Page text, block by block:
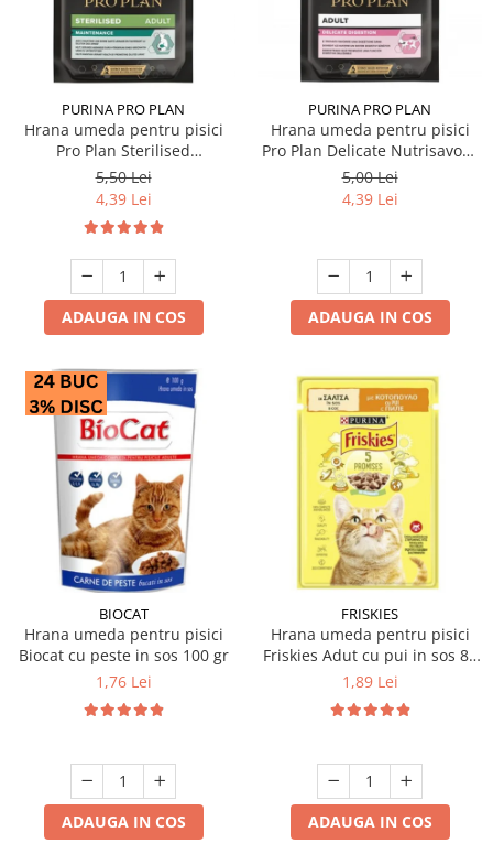
Hrana uscata
Hrana uscata caini
Caine Junior
Caine Adult
Caine Senior
Oferta 2 saci
Igiena caini
Cosmetica & produse de igiena
Covorase & Scutece
Solutii auriculare
Solutii curatare
Solutii dentare
Solutii oftalmice
Oferte
Recompense caini
Hrana umeda
Hrana uscata
Hrana umeda pisici
Pisica Adult
Pisica Junior
Pisica Senior
Pisica Sterilizata
Ingrijire pisici
Asternut igienic
Igiena pisici
Sampoane pisici
Oferte
Recompense pisici
PURINA PRO PLAN
Hrana umeda pentru pisici
Pro Plan Sterilised
Nutrisavour cu pui in sos 85
gr
5,50 Lei
4,39 Lei
ADAUGA IN COS
PURINA PRO PLAN
Hrana umeda pentru pisici
Pro Plan Delicate Nutrisavour
cu curcan in sos 85 gr
5,00 Lei
4,39 Lei
ADAUGA IN COS
BIOCAT
Hrana umeda pentru pisici
Biocat cu peste in sos 100 gr
1,76 Lei
ADAUGA IN COS
FRISKIES
Hrana umeda pentru pisici
Friskies Adut cu pui in sos 85
gr
1,89 Lei
ADAUGA IN COS